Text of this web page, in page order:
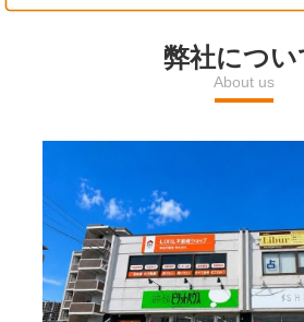
l
a
y
弊社につい
About us